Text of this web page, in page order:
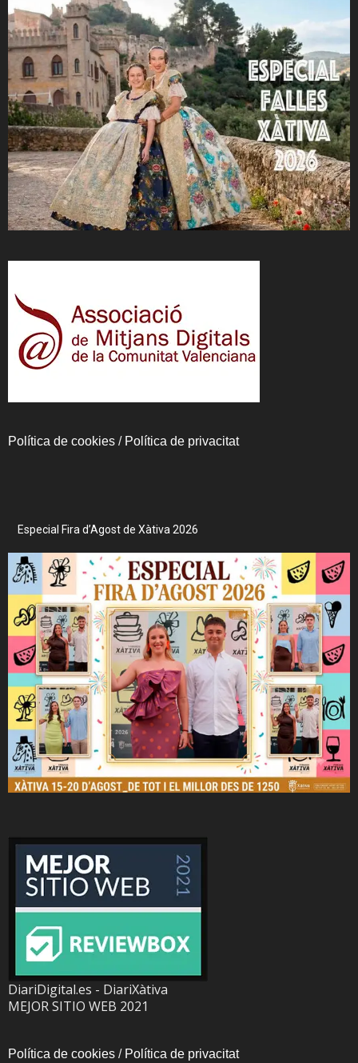
Política de cookies / Política de privacitat
Especial Fira d’Agost de Xàtiva 2026
DiariDigital.es - DiariXàtiva
MEJOR SITIO WEB 2021
Política de cookies / Política de privacitat